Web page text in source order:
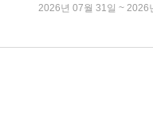
2026년 07월 31일 ~ 2026